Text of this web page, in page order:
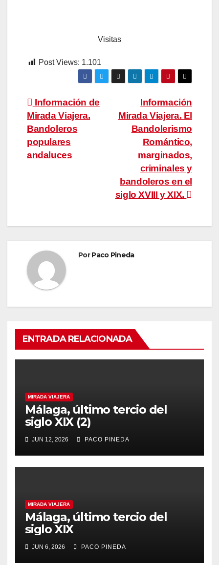
Visitas
Post Views: 1.101
Navegación
de
entradas
Información
Mirada Viajera. El
Bandolerismo
Romántico,
marginados,
criminales y
bandoleros en el
siglo XVIII y XIX.
Información de
Mirada Viajera.
Bandoleros
populares
andaluces
PorPaco Pineda
ENTRADA RELACIONADA
MIRADA VIAJERA
Málaga, último tercio del
siglo XIX (2)
JUN 12, 2026 PACO PINEDA
MIRADA VIAJERA
Málaga, último tercio del
siglo XIX
JUN 6, 2026 PACO PINEDA